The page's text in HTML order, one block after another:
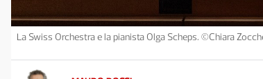
La Swiss Orchestra e la pianista Olga Scheps. ©Chiara